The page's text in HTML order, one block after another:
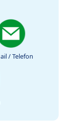
/ Telefon